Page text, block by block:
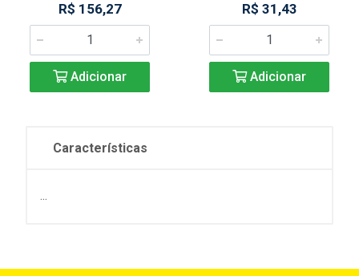
R$ 156,27
Adicionar
R$ 31,43
Adicionar
Características
...